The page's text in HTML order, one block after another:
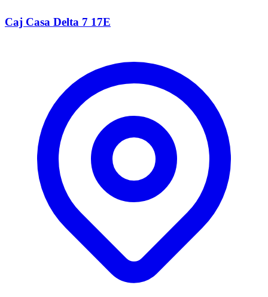
Caj Casa Delta 7 17E